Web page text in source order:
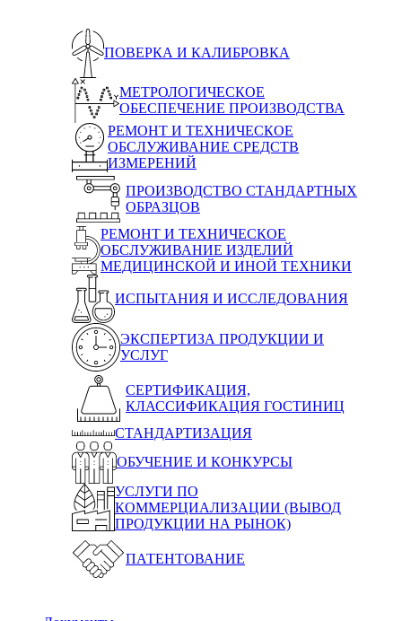
ПОВЕРКА И КАЛИБРОВКА
МЕТРОЛОГИЧЕСКОЕ
ОБЕСПЕЧЕНИЕ ПРОИЗВОДСТВА
РЕМОНТ И ТЕХНИЧЕСКОЕ
ОБСЛУЖИВАНИЕ СРЕДСТВ
ИЗМЕРЕНИЙ
ПРОИЗВОДСТВО СТАНДАРТНЫХ
ОБРАЗЦОВ
РЕМОНТ И ТЕХНИЧЕСКОЕ
ОБСЛУЖИВАНИЕ ИЗДЕЛИЙ
МЕДИЦИНСКОЙ И ИНОЙ ТЕХНИКИ
ИСПЫТАНИЯ И ИССЛЕДОВАНИЯ
ЭКСПЕРТИЗА ПРОДУКЦИИ И
УСЛУГ
СЕРТИФИКАЦИЯ,
КЛАССИФИКАЦИЯ ГОСТИНИЦ
СТАНДАРТИЗАЦИЯ
ОБУЧЕНИЕ И КОНКУРСЫ
УСЛУГИ ПО
КОММЕРЦИАЛИЗАЦИИ (ВЫВОД
ПРОДУКЦИИ НА РЫНОК)
ПАТЕНТОВАНИЕ